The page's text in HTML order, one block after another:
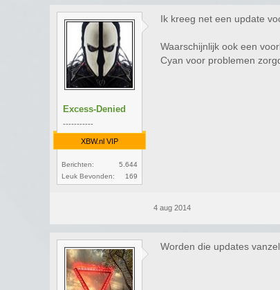
Excess-Denied
-----------
XBW.nl VIP
Berichten:
5.644
Leuk Bevonden:
169
Ik kreeg net een update
Waarschijnlijk ook een
Cyan voor problemen
4 aug 2014
Worden die updates